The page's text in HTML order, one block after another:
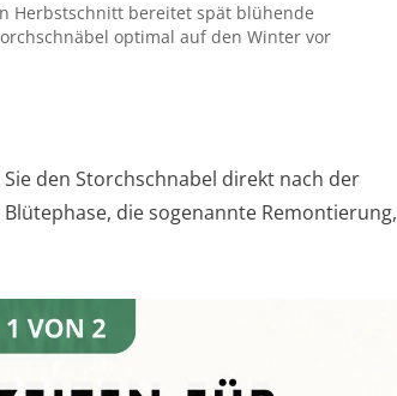
Herbstschnitt bereitet spät blühende
optimal auf den Winter vor
den Storchschnabel direkt nach der
die sogenannte Remontierung,